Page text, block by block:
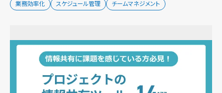
業務効率化 スケジュール管理 チームマネジメント